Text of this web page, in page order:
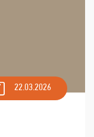
22.03.2026